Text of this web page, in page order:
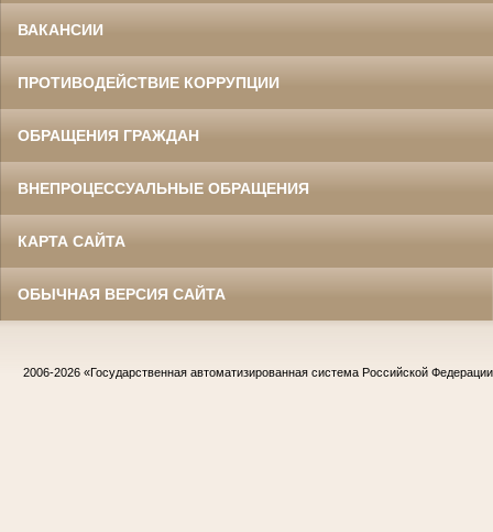
ВАКАНСИИ
ПРОТИВОДЕЙСТВИЕ КОРРУПЦИИ
ОБРАЩЕНИЯ ГРАЖДАН
ВНЕПРОЦЕССУАЛЬНЫЕ ОБРАЩЕНИЯ
КАРТА САЙТА
ОБЫЧНАЯ ВЕРСИЯ САЙТА
2006-2026 «Государственная автоматизированная система Российской